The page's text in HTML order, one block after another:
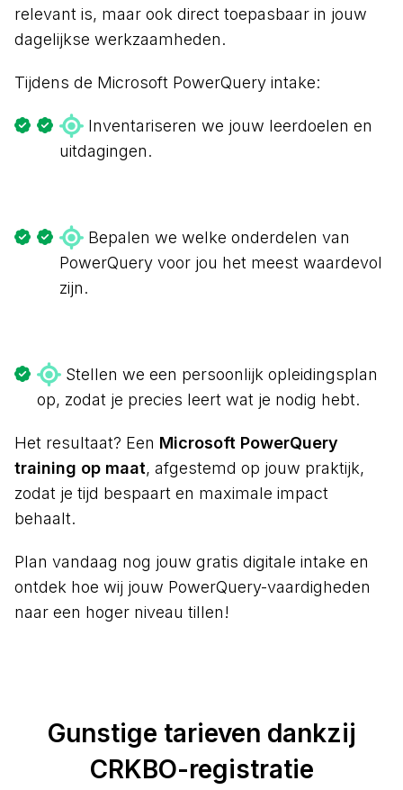
relevant is, maar ook direct toepasbaar in jouw
dagelijkse werkzaamheden.
Tijdens de Microsoft PowerQuery intake:
Inventariseren we jouw leerdoelen en
uitdagingen.
Bepalen we welke onderdelen van
PowerQuery voor jou het meest waardevol
zijn.
Stellen we een persoonlijk opleidingsplan
op, zodat je precies leert wat je nodig hebt.
Het resultaat? Een Microsoft PowerQuery
training op maat, afgestemd op jouw praktijk,
zodat je tijd bespaart en maximale impact
behaalt.
Plan vandaag nog jouw gratis digitale intake en
ontdek hoe wij jouw PowerQuery-vaardigheden
naar een hoger niveau tillen!
Gunstige tarieven dankzij
CRKBO-registratie